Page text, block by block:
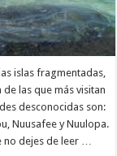
islas fragmentadas,
las que más visitan
desconocidas son:
Nuusafee y Nuulopa.
no dejes de leer …